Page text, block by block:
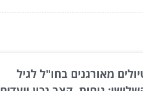
מאורגנים בחו"ל לגיל